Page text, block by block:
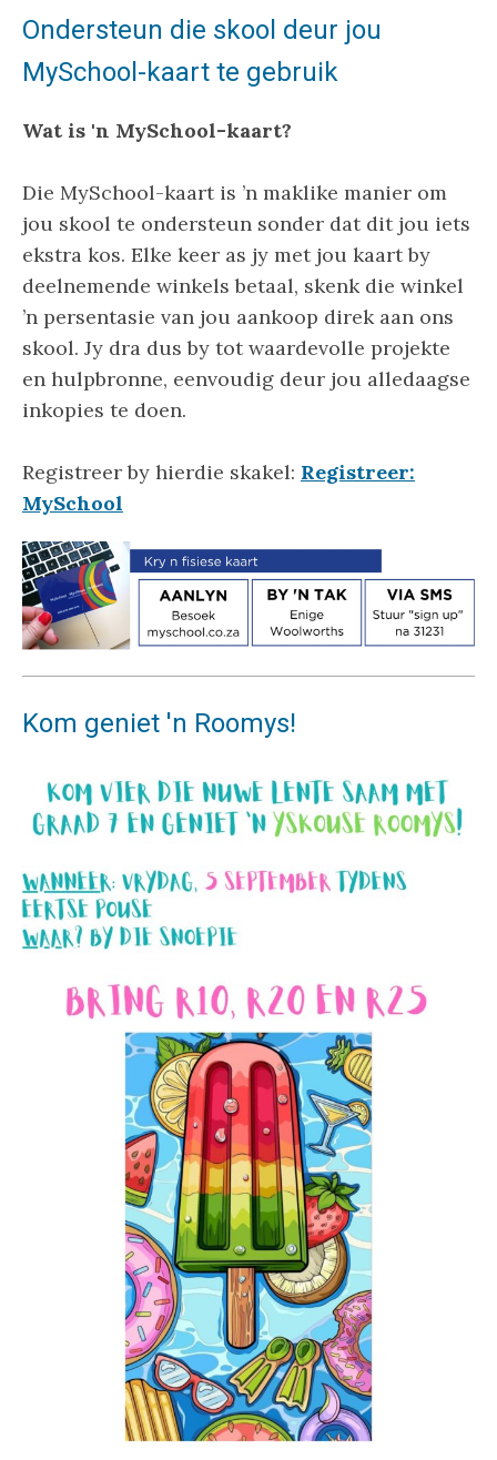
Ondersteun die skool deur jou
MySchool-kaart te gebruik
Wat is 'n MySchool-kaart?
Die MySchool-kaart is ’n maklike manier om
jou skool te ondersteun sonder dat dit jou iets
ekstra kos. Elke keer as jy met jou kaart by
deelnemende winkels betaal, skenk die winkel
’n persentasie van jou aankoop direk aan ons
skool. Jy dra dus by tot waardevolle projekte
en hulpbronne, eenvoudig deur jou alledaagse
inkopies te doen.
Registreer by hierdie skakel: Registreer:
MySchool
Kom geniet 'n Roomys!